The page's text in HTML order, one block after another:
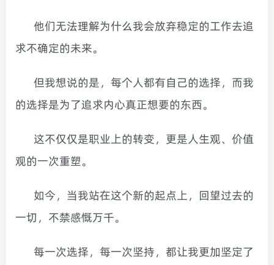
他们无法理解为什么我会放弃稳定的工作去追
求不确定的未来。
但我想说的是，每个人都有自己的选择，而我
的选择是为了追求内心真正想要的东西。
这不仅仅是职业上的转变，更是人生观、价值
观的一次重塑。
如今，当我站在这个新的起点上，回望过去的
一切，不禁感慨万千。
每一次选择，每一次坚持，都让我更加坚定了